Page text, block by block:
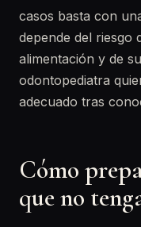
casos basta con
depende del riesgo
alimentación y de
odontopediatra
adecuado tras
Cómo
que no